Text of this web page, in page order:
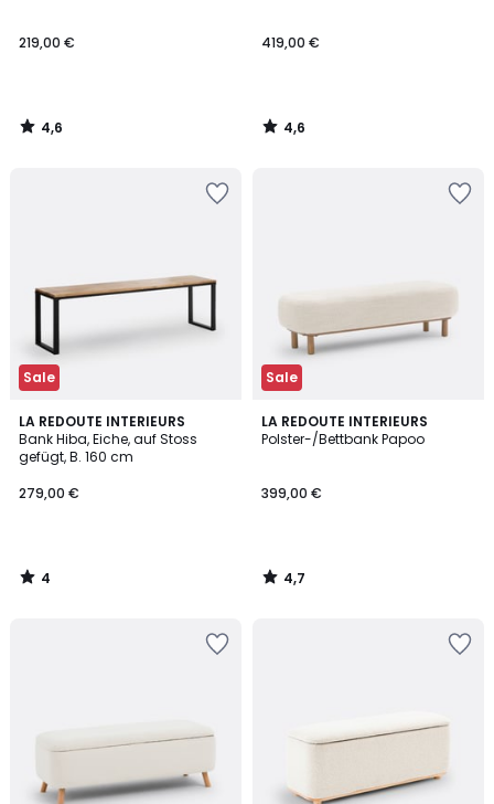
219,00 €
4,6
/
419,00 €
4,6
/
Sale
LA REDOUTE INTERIEURS
Bank Hiba, Eiche, auf Stoss
gefügt, B. 160 cm
279,00 €
4
/
5
4
/
Sale
LA REDOUTE INTERIEURS
Polster-/Bettbank Papoo
399,00 €
4,7
/ 5
4,7
/